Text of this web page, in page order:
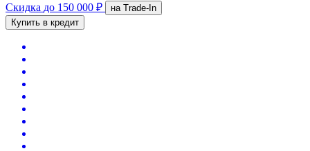
Скидка до 150 000 ₽
на Trade-In
Купить в кредит